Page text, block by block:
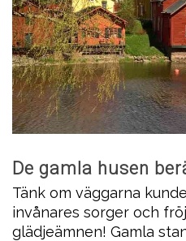
De gamla husen
Tänk om väggarna
invånares sorger och
glädjeämnen! Gamla